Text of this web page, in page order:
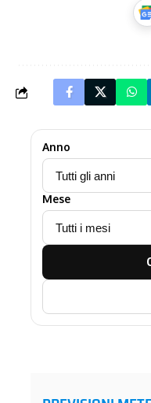
Anno
Mese